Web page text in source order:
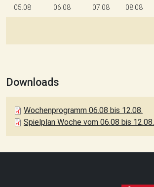
Downloads
Wochenprogramm 06.08 bis 12.08.
Spielplan Woche vom 06.08 bis 12.08.
05.08 06.08 07.08 08.08